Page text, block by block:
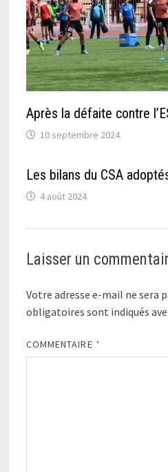
Après la défaite contre
10 septembre 2024
Les bilans du CSA
4 août 2024
Laisser un
Votre adresse e-mail ne sera
obligatoires sont indiqués
COMMENTAIRE *